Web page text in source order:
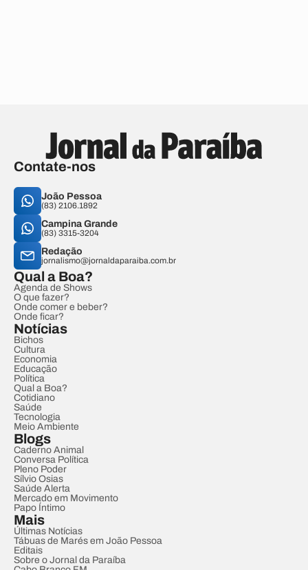
Contate-nos
João Pessoa
(83) 2106.1892
Campina Grande
(83) 3315-3204
Redação
jornalismo@jornaldaparaiba.com.br
Qual a Boa?
Agenda de Shows
O que fazer?
Onde comer e beber?
Onde ficar?
Notícias
Bichos
Cultura
Economia
Educação
Política
Qual a Boa?
Cotidiano
Saúde
Tecnologia
Meio Ambiente
Blogs
Caderno Animal
Conversa Política
Pleno Poder
Sílvio Osias
Saúde Alerta
Mercado em Movimento
Papo Íntimo
Mais
Últimas Notícias
Tábuas de Marés em João Pessoa
Editais
Sobre o Jornal da Paraíba